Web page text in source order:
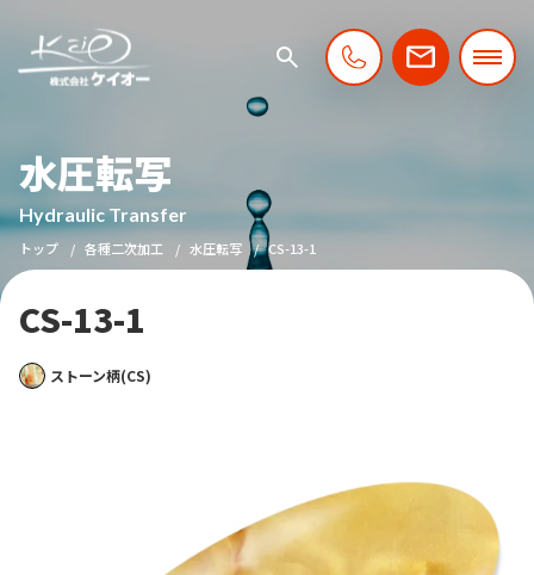
水圧転写
Hydraulic Transfer
トップ 各種二次加工 水圧転写 CS-13-1
CS-13-1
ストーン柄(CS)